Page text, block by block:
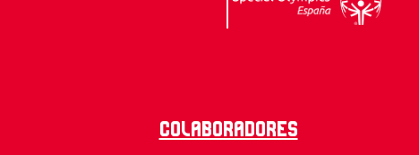
Colaboradores